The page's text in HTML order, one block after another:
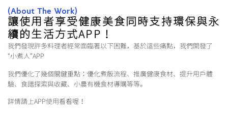
(About The Work)
讓使用者享受健康美食同時支持環保與永
續的生活方式APP！​
我們發現許多料理者經常面臨著以下困難，基於這些痛點，我們開發了
“小煮人”APP
我們優化了幾個關鍵重點：優化煮飯流程、推廣健康食材、提升用戶體
驗、食譜探索與收藏、小農有機食材導購等等。
詳情請上APP使用看看喔！